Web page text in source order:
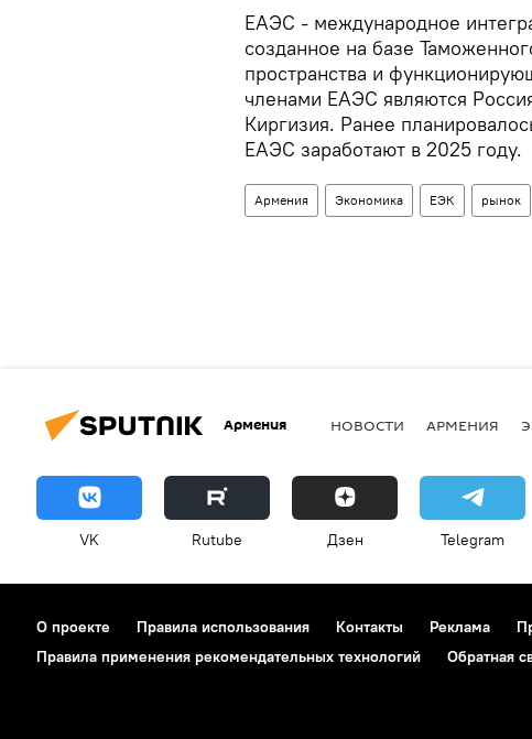
ЕАЭС - международное
созданное на базе
пространства и
членами ЕАЭС являются
Киргизия. Ранее
ЕАЭС заработают в 2025 году.
Армения Экономика ЕЭК рынок
Армения НОВОСТИ АРМЕНИЯ
VK Rutube Дзен Telegram
О проекте Правила использования Контакты Реклама
Правила применения рекомендательных технологий
Обратная